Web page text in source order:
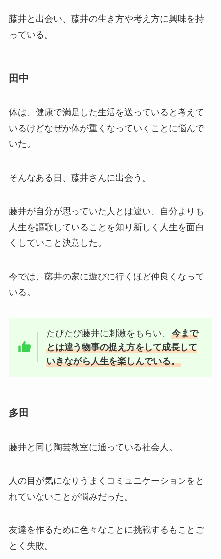
藤井と出会い、藤井の生き方や考え方に興味を持
っている。
田中
体は、健康で満足した生活を送っていると考えて
いるけどなぜか体が重くなっていくことに悩んで
いた。
そんなある日、藤井さんに出会う。
藤井が自分が思っていた人とは違い、自分よりも
人生を謳歌していることを知り新しく人生を面白
くしていこと決意した。
今では、藤井の家に遊びに行くほど仲良くなって
いる。
たびたび藤井に刺激をもらい、今まで
とは違う物事の捉え方をして成長して
いきながら人生を楽しんでいる。
多田
藤井と同じ陶芸教室に通っている社会人。
人の目が気になりうまくコミュニケーションをと
れていないことが悩みだった。
友達を作るために色々なことに挑戦するもことご
とく失敗。